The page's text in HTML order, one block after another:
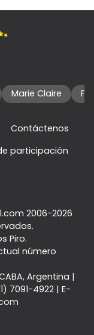
Marie Claire
Contáctenos
participación
2006-2026
Piro.
número
Argentina |
7091-4922| E-